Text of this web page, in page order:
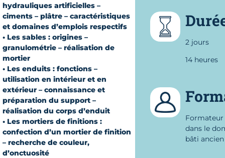
hydrauliques artificielles –
ciments – plâtre – caractéristiques
et domaines d’emplois respectifs
• Les sables : origines –
granulométrie – réalisation de
mortier
• Les enduits : fonctions –
utilisation en intérieur et en
extérieur – connaissance et
préparation du support –
réalisation du corps d’enduit
• Les mortiers de finitions :
confection d’un mortier de finition
– recherche de couleur,
d’onctuosité
2 jours
14 heures
Formateur
dans le
bâti ancien